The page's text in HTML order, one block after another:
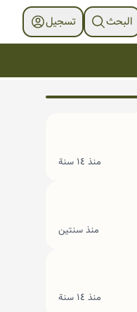
البحث تسجیل
منذ ١٤ سنة
منذ سنتين
منذ ١٤ سنة